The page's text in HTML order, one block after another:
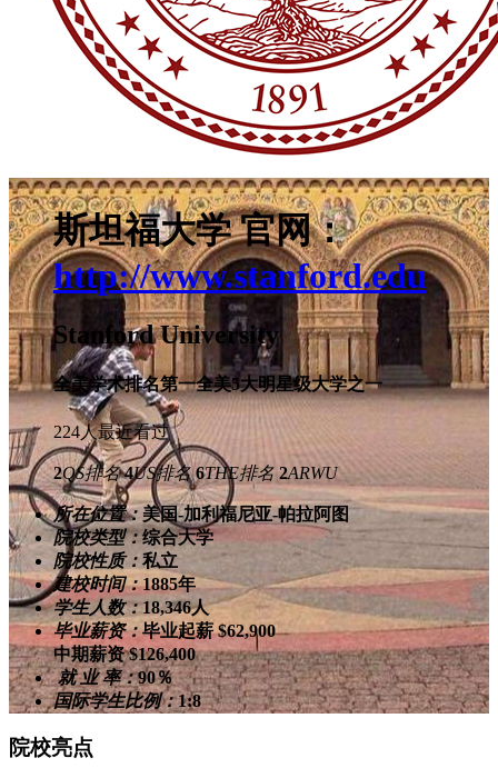
斯坦福大学 官网：
http://www.stanford.edu
Stanford University
全美学术排名第一全美5大明星级大学之一
224人最近看过
2QS排名 4US排名 6THE排名 2ARWU
所在位置： 美国-加利福尼亚-帕拉阿图
院校类型：综合大学
院校性质： 私立
建校时间：1885年
学生人数：18,346人
毕业薪资：毕业起薪 $62,900
中期薪资 $126,400
就 业 率：90％
国际学生比例：1:8
院校亮点